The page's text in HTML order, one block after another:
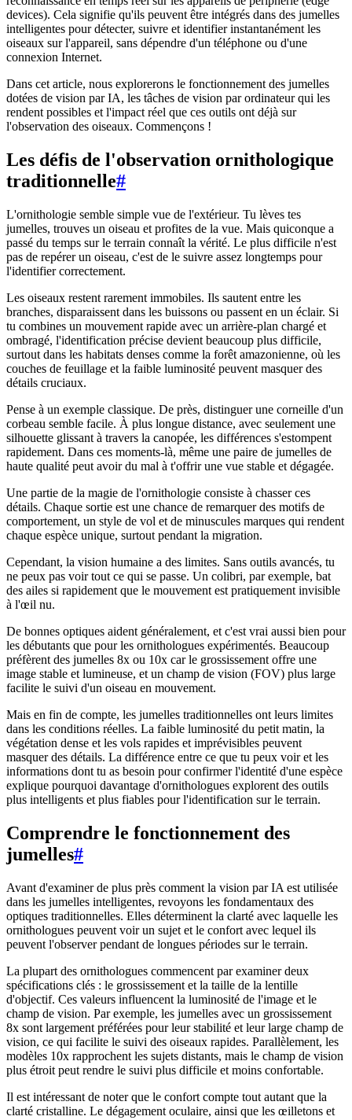
devices). Cela signifie qu'ils peuvent être intégrés dans des jumelles
intelligentes pour détecter, suivre et identifier instantanément les
oiseaux sur l'appareil, sans dépendre d'un téléphone ou d'une
connexion Internet.
Dans cet article, nous explorerons le fonctionnement des jumelles
dotées de vision par IA, les tâches de vision par ordinateur qui les
rendent possibles et l'impact réel que ces outils ont déjà sur
l'observation des oiseaux. Commençons !
Les défis de l'observation ornithologique
traditionnelle#
L'ornithologie semble simple vue de l'extérieur. Tu lèves tes
jumelles, trouves un oiseau et profites de la vue. Mais quiconque a
passé du temps sur le terrain connaît la vérité. Le plus difficile n'est
pas de repérer un oiseau, c'est de le suivre assez longtemps pour
l'identifier correctement.
Les oiseaux restent rarement immobiles. Ils sautent entre les
branches, disparaissent dans les buissons ou passent en un éclair. Si
tu combines un mouvement rapide avec un arrière-plan chargé et
ombragé, l'identification précise devient beaucoup plus difficile,
surtout dans les habitats denses comme la forêt amazonienne, où les
couches de feuillage et la faible luminosité peuvent masquer des
détails cruciaux.
Pense à un exemple classique. De près, distinguer une corneille d'un
corbeau semble facile. À plus longue distance, avec seulement une
silhouette glissant à travers la canopée, les différences s'estompent
rapidement. Dans ces moments-là, même une paire de jumelles de
haute qualité peut avoir du mal à t'offrir une vue stable et dégagée.
Une partie de la magie de l'ornithologie consiste à chasser ces
détails. Chaque sortie est une chance de remarquer des motifs de
comportement, un style de vol et de minuscules marques qui rendent
chaque espèce unique, surtout pendant la migration.
Cependant, la vision humaine a des limites. Sans outils avancés, tu
ne peux pas voir tout ce qui se passe. Un colibri, par exemple, bat
des ailes si rapidement que le mouvement est pratiquement invisible
à l'œil nu.
De bonnes optiques aident généralement, et c'est vrai aussi bien pour
les débutants que pour les ornithologues expérimentés. Beaucoup
préfèrent des jumelles 8x ou 10x car le grossissement offre une
image stable et lumineuse, et un champ de vision (FOV) plus large
facilite le suivi d'un oiseau en mouvement.
Mais en fin de compte, les jumelles traditionnelles ont leurs limites
dans les conditions réelles. La faible luminosité du petit matin, la
végétation dense et les vols rapides et imprévisibles peuvent
masquer des détails. La différence entre ce que tu peux voir et les
informations dont tu as besoin pour confirmer l'identité d'une espèce
explique pourquoi davantage d'ornithologues explorent des outils
plus intelligents et plus fiables pour l'identification sur le terrain.
Comprendre le fonctionnement des
jumelles#
Avant d'examiner de plus près comment la vision par IA est utilisée
dans les jumelles intelligentes, revoyons les fondamentaux des
optiques traditionnelles. Elles déterminent la clarté avec laquelle les
ornithologues peuvent voir un sujet et le confort avec lequel ils
peuvent l'observer pendant de longues périodes sur le terrain.
La plupart des ornithologues commencent par examiner deux
spécifications clés : le grossissement et la taille de la lentille
d'objectif. Ces valeurs influencent la luminosité de l'image et le
champ de vision. Par exemple, les jumelles avec un grossissement
8x sont largement préférées pour leur stabilité et leur large champ de
vision, ce qui facilite le suivi des oiseaux rapides. Parallèlement, les
modèles 10x rapprochent les sujets distants, mais le champ de vision
plus étroit peut rendre le suivi plus difficile et moins confortable.
Il est intéressant de noter que le confort compte tout autant que la
clarté cristalline. Le dégagement oculaire, ainsi que les œilletons et